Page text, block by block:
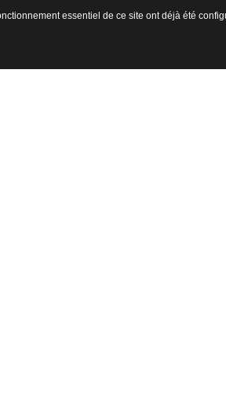
essentiel de ce site ont déjà été